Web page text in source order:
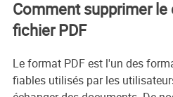
Comment supprimer le
fichier PDF
Le format PDF est l'un des
fiables utilisés par les